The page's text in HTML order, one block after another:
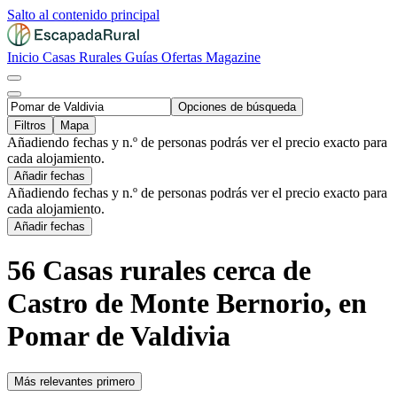
Salto al contenido principal
Inicio Casas Rurales Guías Ofertas Magazine
Opciones de búsqueda
Filtros
Mapa
Añadiendo fechas y n.º de personas podrás ver el precio exacto para
cada alojamiento.
Añadir fechas
Añadiendo fechas y n.º de personas podrás ver el precio exacto para
cada alojamiento.
Añadir fechas
56 Casas rurales cerca de
Castro de Monte Bernorio, en
Pomar de Valdivia
Más relevantes primero